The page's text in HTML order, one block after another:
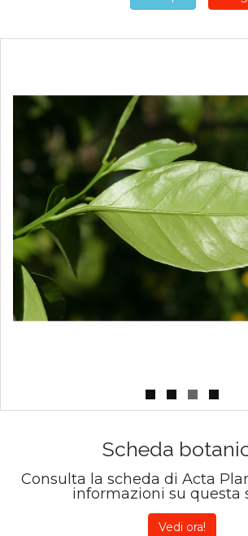
Scheda
Consulta la scheda di Acta
informazioni su questa
Vedi ora!